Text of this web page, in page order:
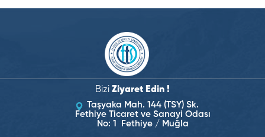
Bizi Ziyaret Edin !
Taşyaka Mah. 144 (TSY) Sk.
Fethiye Ticaret ve Sanayi Odası
No: 1 Fethiye / Muğla